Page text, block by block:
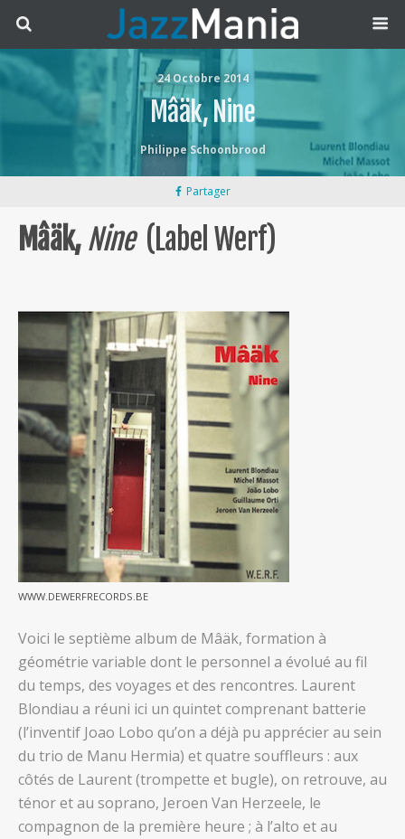
24 Octobre 2014
Mâäk, Nine
Philippe Schoonbrood
Partager
Mâäk, Nine (Label Werf)
WWW.DEWERFRECORDS.BE
Voici le septième album de Mâäk, formation à
géométrie variable dont le personnel a évolué au fil
du temps, des voyages et des rencontres. Laurent
Blondiau a réuni ici un quintet comprenant batterie
(l’inventif Joao Lobo qu’on a déjà pu apprécier au sein
du trio de Manu Hermia) et quatre souffleurs : aux
côtés de Laurent (trompette et bugle), on retrouve, au
ténor et au soprano, Jeroen Van Herzeele, le
compagnon de la première heure ; à l’alto et au